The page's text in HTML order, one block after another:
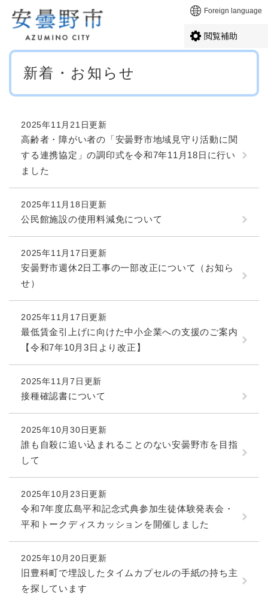
メニューを飛ばして本文へ Foreign language
閲覧補助
本
新着・お知らせ
2025年11月21日更新
高齢者・障がい者の「安曇野市地域見守り活動に関
する連携協定」の調印式を令和7年11月18日に行い
ました
2025年11月18日更新
公民館施設の使用料減免について
2025年11月17日更新
安曇野市週休2日工事の一部改正について（お知ら
せ）
2025年11月17日更新
最低賃金引上げに向けた中小企業への支援のご案内
【令和7年10月3日より改正】
2025年11月7日更新
接種確認書について
2025年10月30日更新
誰も自殺に追い込まれることのない安曇野市を目指
して
2025年10月23日更新
令和7年度広島平和記念式典参加生徒体験発表会・
平和トークディスカッションを開催しました
2025年10月20日更新
旧豊科町で埋設したタイムカプセルの手紙の持ち主
を探しています